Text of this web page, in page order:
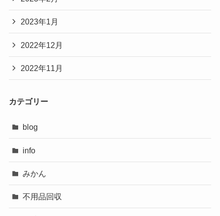
2023年1月
2022年12月
2022年11月
カテゴリー
blog
info
みかん
不用品回収